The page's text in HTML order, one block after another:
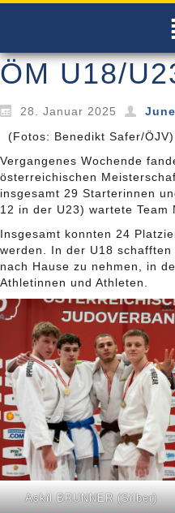
ÖM U18/
28. Januar 2025
(Fotos: Benedikt Safer/ÖJV)
Vergangenes Wochende
österreichischen
insgesamt 29 Starterinnen
12 in der U23) wartete Team
Insgesamt konnten 24
werden. In der U18
nach Hause zu nehmen, in
Athletinnen und Athleten.
Askil BRUNNER (Silber)